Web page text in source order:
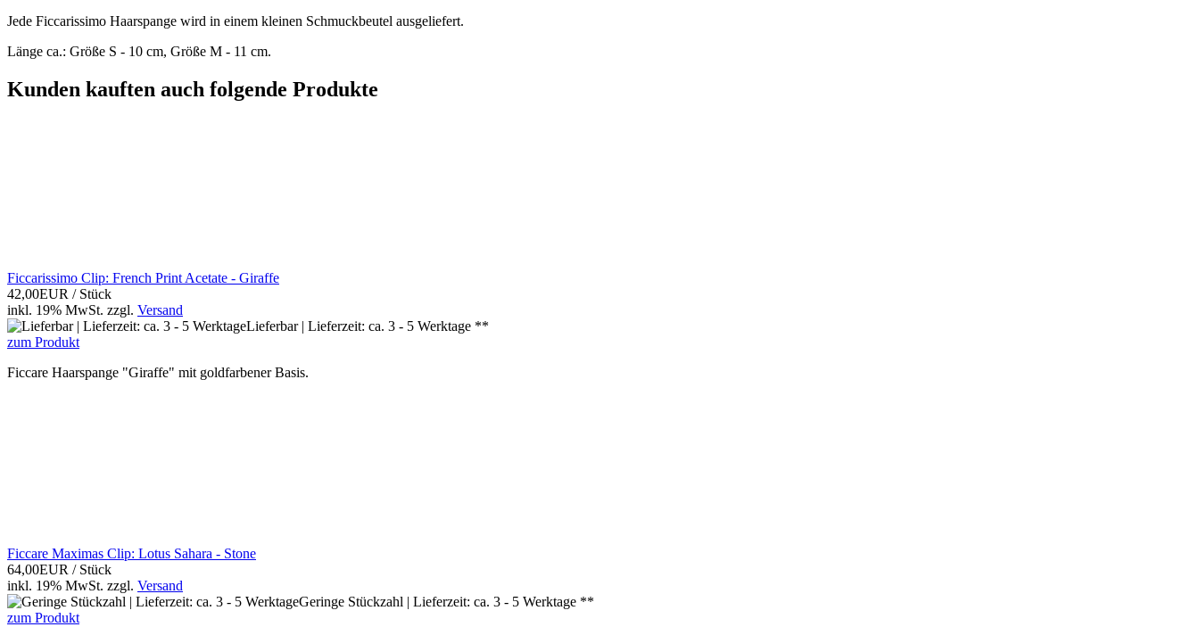
Jede Ficcarissimo Haarspange wird in einem kleinen Schmuckbeutel ausgeliefert.
Länge ca.: Größe S - 10 cm, Größe M - 11 cm.
Kunden kauften auch folgende Produkte
Ficcarissimo Clip: French Print Acetate - Giraffe
42,00EUR / Stück
inkl. 19% MwSt. zzgl. Versand
Lieferbar | Lieferzeit: ca. 3 - 5 Werktage **
zum Produkt
Ficcare Haarspange "Giraffe" mit goldfarbener Basis.
Ficcare Maximas Clip: Lotus Sahara - Stone
64,00EUR / Stück
inkl. 19% MwSt. zzgl. Versand
Geringe Stückzahl | Lieferzeit: ca. 3 - 5 Werktage **
zum Produkt